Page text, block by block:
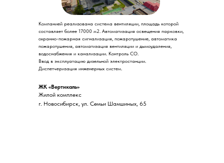
ЖК «Вертикаль»
Жилой комплекс
г. Новосибирск, ул. Семьи Шамшиных, 65
Компанией реализована система вентиляции, площадь которой
составляет более 17000 м2. Автоматизация освещения парковки,
охранно-пожарная сигнализация, пожаротушение, автоматика
пожаротушения, автоматизация вентиляции и дымоудаления,
водоснабжения и канализации. Контроль СО.
Ввод в эксплуатацию дизельной электростанции.
Диспетчеризация инженерных систем.